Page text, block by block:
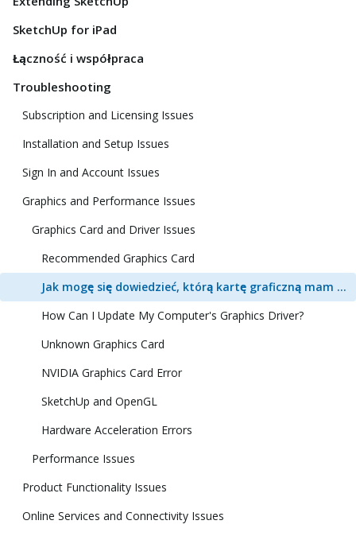
SketchUp for iPad
Łączność i współpraca
Troubleshooting
Subscription and Licensing Issues
Installation and Setup Issues
Sign In and Account Issues
Graphics and Performance Issues
Graphics Card and Driver Issues
Recommended Graphics Card
Jak mogę się dowiedzieć, którą kartę graficzną mam na swoim komputerze?
How Can I Update My Computer's Graphics Driver?
Unknown Graphics Card
NVIDIA Graphics Card Error
SketchUp and OpenGL
Hardware Acceleration Errors
Performance Issues
Product Functionality Issues
Online Services and Connectivity Issues